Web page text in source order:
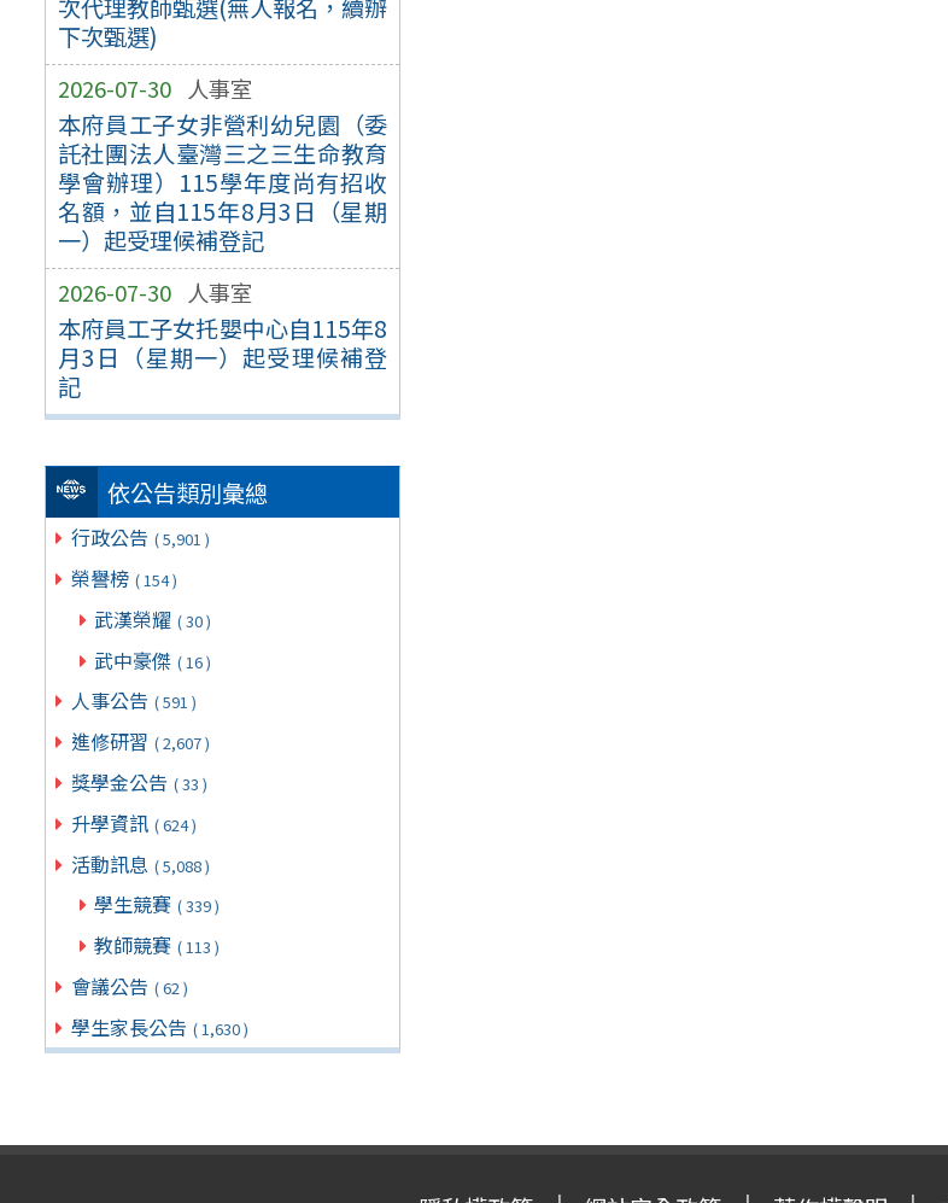
次代理教師甄選(無人報名，續辦
下次甄選)
2026-07-30 人事室
本府員工子女非營利幼兒園（委
託社團法人臺灣三之三生命教育
學會辦理）115學年度尚有招收
名額，並自115年8月3日（星期
一）起受理候補登記
2026-07-30 人事室
本府員工子女托嬰中心自115年8
月3日（星期一）起受理候補登
記
依公告類別彙總
行政公告 ( 5,901 )
榮譽榜 ( 154 )
武漢榮耀 ( 30 )
武中豪傑 ( 16 )
人事公告 ( 591 )
進修研習 ( 2,607 )
獎學金公告 ( 33 )
升學資訊 ( 624 )
活動訊息 ( 5,088 )
學生競賽 ( 339 )
教師競賽 ( 113 )
會議公告 ( 62 )
學生家長公告 ( 1,630 )